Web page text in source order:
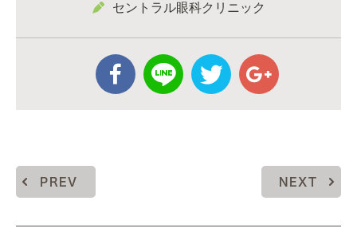
セントラル眼科クリニック
PREV NEXT